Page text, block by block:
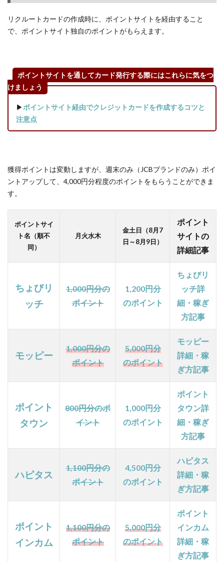
ッピ
ー】
ッピ
レカ
も、
多く
告サ
ービ
スで
サイ
ト！
の他
クレ
カ】
ジッ
ード
も手
り早
とが
る
【その
他広告
ムでお
目玉広
つかる
リクルートカードの作成時に、ポイントサイトを経由すること
で、ポイントサイト独自のポイントがもらえます。
ポイントサイトを通してカード発行する際にはこれらに気をつ
けましょう
▶ ポイントサイト経由でクレジットカードを作成するコツと
注意点
獲得ポイントは変動しますが、週末のみ（JCBブランドのみ）ポイ
ントアップして、4,000円分程度のポイントをもらうことができま
す。
ポイントサイ
ト名（順不
同）
月火水木
金土日（8月7
日～8月9日）
ポイント
サイトの
詳細記事
ちょびリ
ッチ
1,000円分の
ポイント
1,200円分
のポイント
ちょびリ
ッチ詳
細・稼ぎ
方記事
モッピー
1,000円分の
ポイント
5,000円分
のポイント
モッピー
詳細・稼
ぎ方記事
ポイント
タウン
800円分のポ
イント
1,000円分
のポイント
ポイント
タウン詳
細・稼ぎ
方記事
ハピタス
1,100円分の
ポイント
4,500円分
のポイン ト
ハピタス
詳細・稼
ぎ方記事
ポイント
インカム
1,100円分の
ポイント
5,000円分
のポイント
ポイント
インカム
詳細・稼
ぎ方記事